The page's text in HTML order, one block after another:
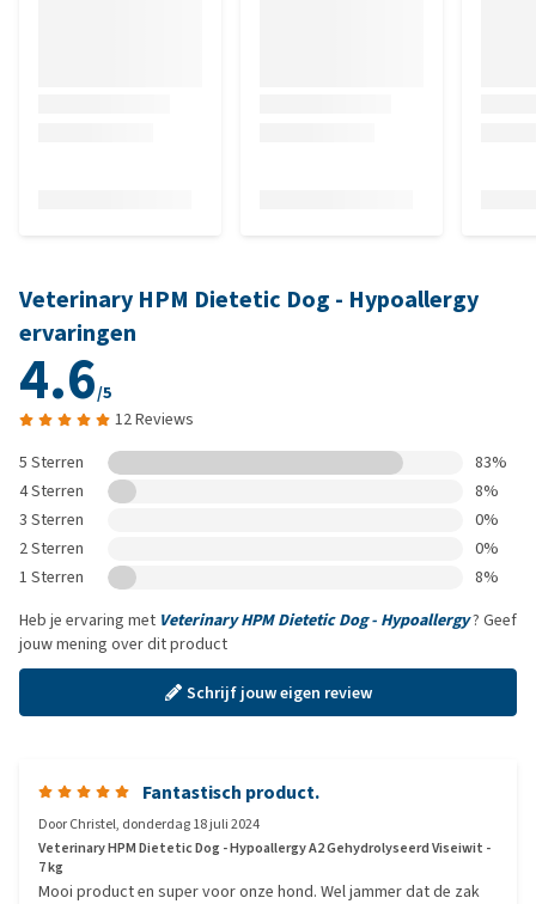
Veterinary HPM Dietetic Dog - Hypoallergy
ervaringen
4.6/5
12 Reviews
5 Sterren
83%
4 Sterren
8%
3 Sterren
0%
2 Sterren
0%
1 Sterren
8%
Heb je ervaring met Veterinary HPM Dietetic Dog - Hypoallergy? Geef
jouw mening over dit product
Schrijf jouw eigen review
Fantastisch product.
DoorChristel, donderdag 18 juli 2024
Veterinary HPM Dietetic Dog - Hypoallergy A2 Gehydrolyseerd Viseiwit -
7 kg
Mooi product en super voor onze hond. Wel jammer dat de zak